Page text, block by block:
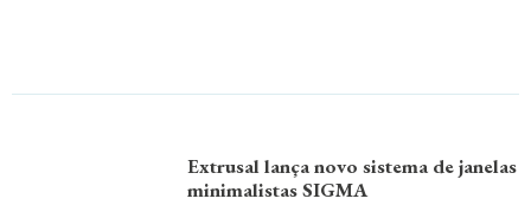
Extrusal lança novo sistema de janelas
minimalistas SIGMA